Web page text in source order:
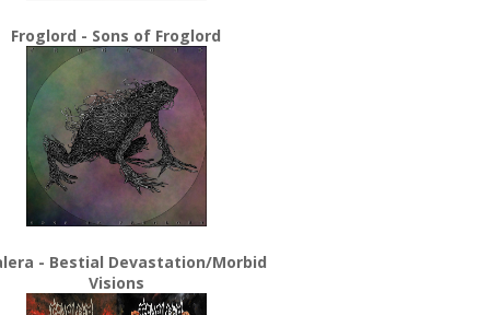
Froglord - Sons of Froglord
- Bestial Devastation/Morbid
Visions